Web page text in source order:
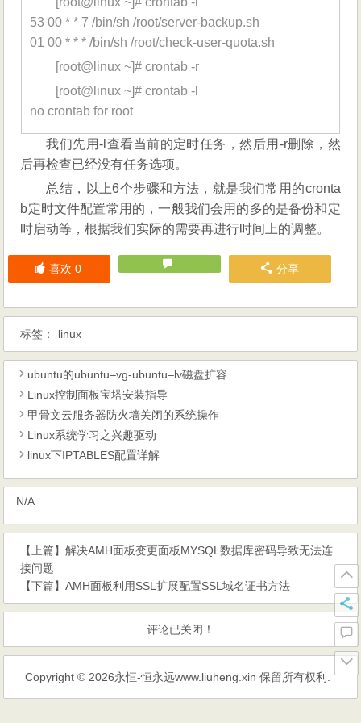
53 00 * * 7 /bin/sh /root/server-backup.sh
01 00 * * * /bin/sh /root/check-user-quota.sh
[root@linux ~]# crontab -r
[root@linux ~]# crontab -l
no crontab for root
我们先用-l查看当前的定时任务，然后用-r删除，然
后再检查已经没有任务选项。
总结，以上6个步骤和方法，就是我们常用的cronta
b定时文件配置常用的，一般我们会用的多的是备份和定
时启动等，根据我们实际的需要再进行时间上的调整。
喜欢 0 分享
标签： linux
ubuntu的ubuntu–vg-ubuntu–lv磁盘扩容
Linux控制面板宝塔安装指导
甲骨文云服务器防火墙关闭的系统操作
Linux系统学习之兴趣驱动
linux下IPTABLES配置详解
N/A
【上篇】解决AMH面板变更面板MYSQL数据库密码导致无法连
接问题
【下篇】AMH面板利用SSL扩展配置SSL域名证书方法
评论已关闭！
Copyright © 2026永恒-恒永远www.liuheng.xin 保留所有权利.